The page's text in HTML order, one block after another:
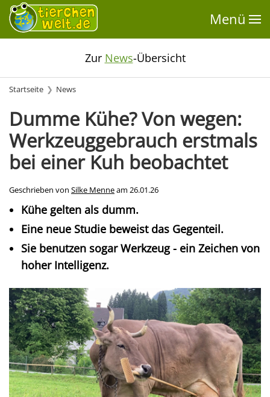
Menü
Zur News-Übersicht
Startseite News
Dumme Kühe? Von wegen:
Werkzeuggebrauch erstmals
bei einer Kuh beobachtet
Geschrieben von Silke Menneam 26.01.26
Kühe gelten als dumm.
Eine neue Studie beweist das Gegenteil.
Sie benutzen sogar Werkzeug - ein Zeichen von
hoher Intelligenz.